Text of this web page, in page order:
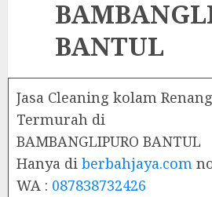
BANTUL
Jasa Cleaning kolam Renang
Termurah di
BAMBANGLIPURO BANTUL
Hanya di berbahjaya.com
WA : 087838732426